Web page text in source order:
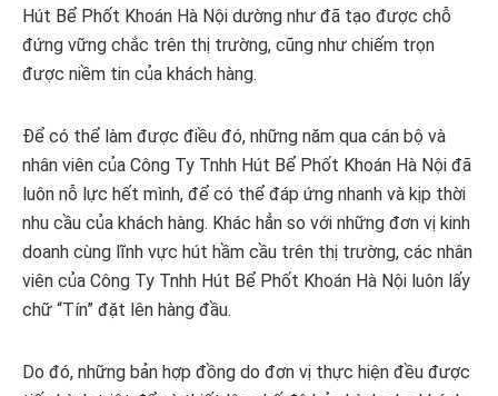
Hút Bể Phốt Khoán Hà Nội dường như đã tạo được chỗ
đứng vững chắc trên thị trường, cũng như chiếm trọn
được niềm tin của khách hàng.
Để có thể làm được điều đó, những năm qua cán bộ và
nhân viên của Công Ty Tnhh Hút Bể Phốt Khoán Hà Nội đã
luôn nỗ lực hết mình, để có thể đáp ứng nhanh và kịp thời
nhu cầu của khách hàng. Khác hẳn so với những đơn vị kinh
doanh cùng lĩnh vực hút hầm cầu trên thị trường, các nhân
viên của Công Ty Tnhh Hút Bể Phốt Khoán Hà Nội luôn lấy
chữ “Tín” đặt lên hàng đầu.
Do đó, những bản hợp đồng do đơn vị thực hiện đều được